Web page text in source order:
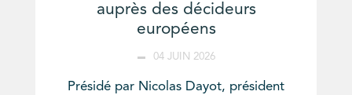
auprès des décideurs
européens
04 JUIN 2026
Présidé par Nicolas Dayot, président